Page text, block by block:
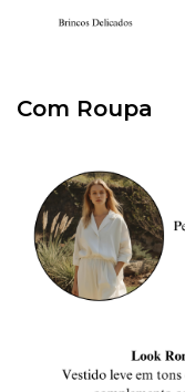
Com Roupa